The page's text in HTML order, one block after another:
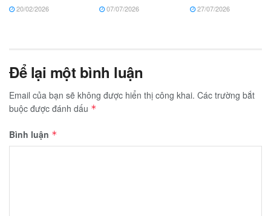
20/02/2026 07/07/2026 27/07/2026
Để lại một bình luận
Email của bạn sẽ không được hiển thị công khai. Các trường bắt
buộc được đánh dấu *
Bình luận *